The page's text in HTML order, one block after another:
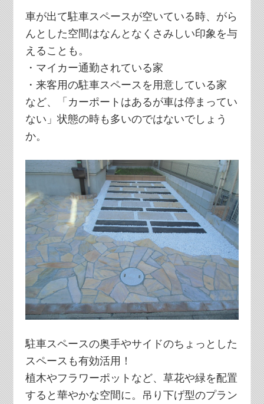
車が出て駐車スペースが空いている時、がら
んとした空間はなんとなくさみしい印象を与
えることも。
・マイカー通勤されている家
・来客用の駐車スペースを用意している家
など、「カーポートはあるが車は停まってい
ない」状態の時も多いのではないでしょう
か。
駐車スペースの奥手やサイドのちょっとした
スペースも有効活用！
植木やフラワーポットなど、草花や緑を配置
すると華やかな空間に。吊り下げ型のプラン